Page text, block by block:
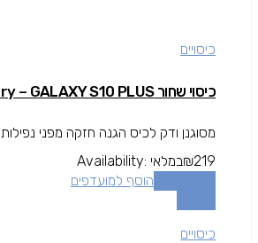
כיסויים
כיסוי שחור OtterBox Symmetry – GALAXY S10 PLUS
מסוגנן ודק לכיס הגנה חזקה מפני נפילות OtterBox הינה חברה בין המובילות בתחום המגן עולה מעל גובה המסך להגנה מרבית.
₪219
Availability: במלאי
הוסף למועדפים
כיסויים